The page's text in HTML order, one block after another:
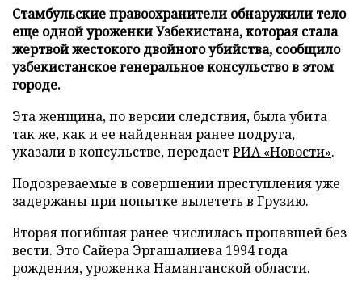
Стамбульские правоохранители обнаружили тело
еще одной уроженки Узбекистана, которая стала
жертвой жестокого двойного убийства, сообщило
узбекистанское генеральное консульство в этом
городе.
Эта женщина, по версии следствия, была убита
так же, как и ее найденная ранее подруга,
указали в консульстве, передаетРИА «Новости».
Подозреваемые в совершении преступления уже
задержаны при попытке вылететь в Грузию.
Вторая погибшая ранее числилась пропавшей без
вести. Это Сайера Эргашалиева 1994 года
рождения, уроженка Наманганской области.